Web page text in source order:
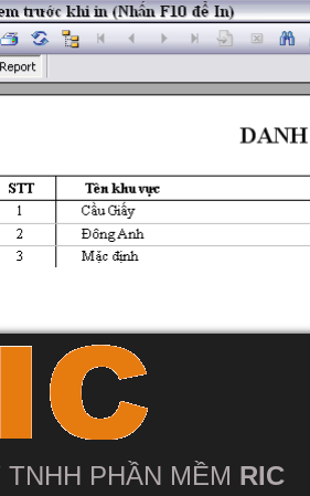
PHẦN MỀM RIC